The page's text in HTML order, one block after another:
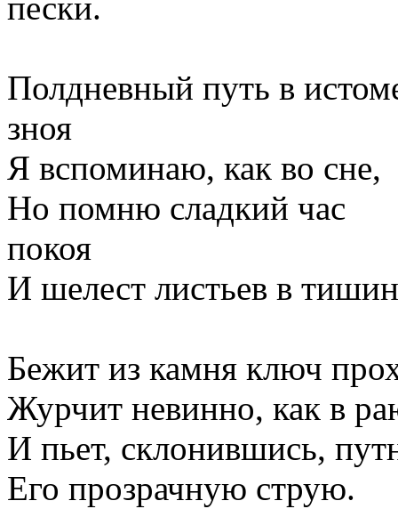
Полдневный путь в
зноя
Я вспоминаю, как во сне,
Но помню сладкий час
покоя
И шелест листьев в
Бежит из камня ключ
Журчит невинно, как в
И пьет, склонившись,
Его прозрачную струю.